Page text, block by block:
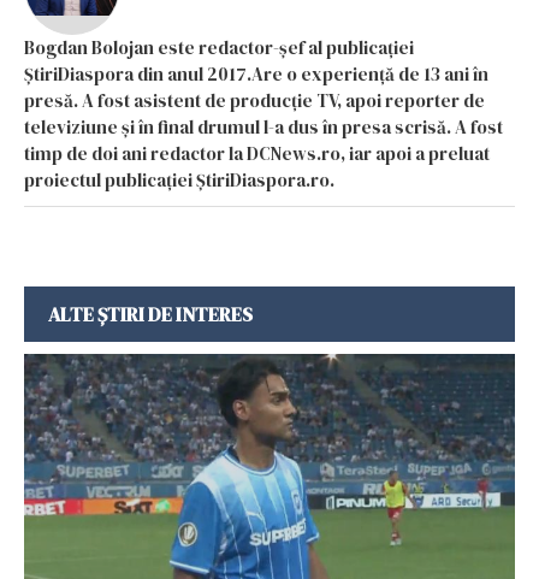
Bogdan Bolojan este redactor-șef al publicației
ȘtiriDiaspora din anul 2017.Are o experiență de 13 ani în
presă. A fost asistent de producție TV, apoi reporter de
televiziune și în final drumul l-a dus în presa scrisă. A fost
timp de doi ani redactor la DCNews.ro, iar apoi a preluat
proiectul publicației ȘtiriDiaspora.ro.
ALTE ȘTIRI DE INTERES